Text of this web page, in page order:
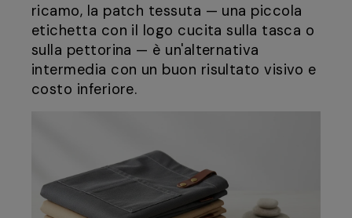
ricamo, la patch tessuta — una piccola
etichetta con il logo cucita sulla tasca o
sulla pettorina — è un'alternativa
intermedia con un buon risultato visivo e
costo inferiore.